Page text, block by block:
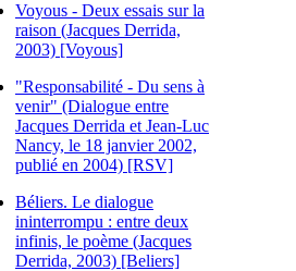
Voyous - Deux essais sur la
raison (Jacques Derrida,
2003) [Voyous]
"Responsabilité - Du sens à
venir" (Dialogue entre
Jacques Derrida et Jean-Luc
Nancy, le 18 janvier 2002,
publié en 2004) [RSV]
Béliers. Le dialogue
ininterrompu : entre deux
infinis, le poème (Jacques
Derrida, 2003) [Beliers]